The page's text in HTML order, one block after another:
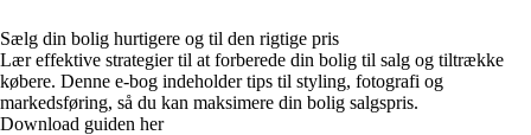
Sælg din bolig hurtigere og til den rigtige pris
Lær effektive strategier til at forberede din bolig til salg og tiltrække
købere. Denne e-bog indeholder tips til styling, fotografi og
markedsføring, så du kan maksimere din bolig salgspris.
Download guiden her